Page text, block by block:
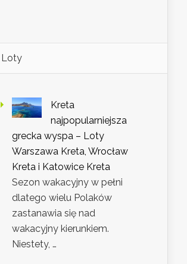
Loty
Kreta
najpopularniejsza
grecka wyspa – Loty
Warszawa Kreta, Wrocław
Kreta i Katowice Kreta
Sezon wakacyjny w pełni
dlatego wielu Polaków
zastanawia się nad
wakacyjny kierunkiem.
Niestety, …